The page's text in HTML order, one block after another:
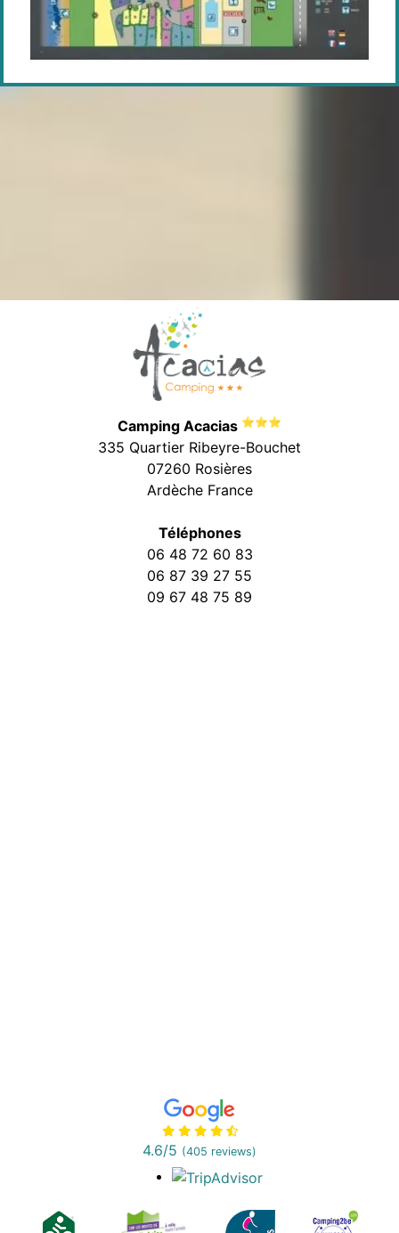
Camping Acacias ⭐⭐⭐
335 Quartier Ribeyre-Bouchet
07260 Rosières
Ardèche France
Téléphones
06 48 72 60 83
06 87 39 27 55
09 67 48 75 89
4.6/5 (405 reviews)